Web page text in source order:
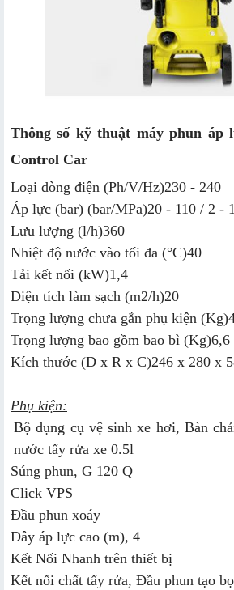
Thông số kỹ thuật máy phun áp
Control Car
Loại dòng điện (Ph/V/Hz)230 - 240
Áp lực (bar) (bar/MPa)20 - 110 / 2 -
Lưu lượng (l/h)360
Nhiệt độ nước vào tối đa (°C)40
Tải kết nối (kW)1,4
Diện tích làm sạch (m2/h)20
Trọng lượng chưa gắn phụ kiện (Kg)
Trọng lượng bao gồm bao bì (Kg)6,6
Kích thước (D x R x C)246 x 280 x
Phụ kiện:
Bộ dụng cụ vệ sinh xe hơi, Bàn
nước tẩy rửa xe 0.5l
Súng phun, G 120 Q
Click VPS
Đầu phun xoáy
Dây áp lực cao (m), 4
Kết Nối Nhanh trên thiết bị
Kết nối chất tẩy rửa, Đầu phun tạo